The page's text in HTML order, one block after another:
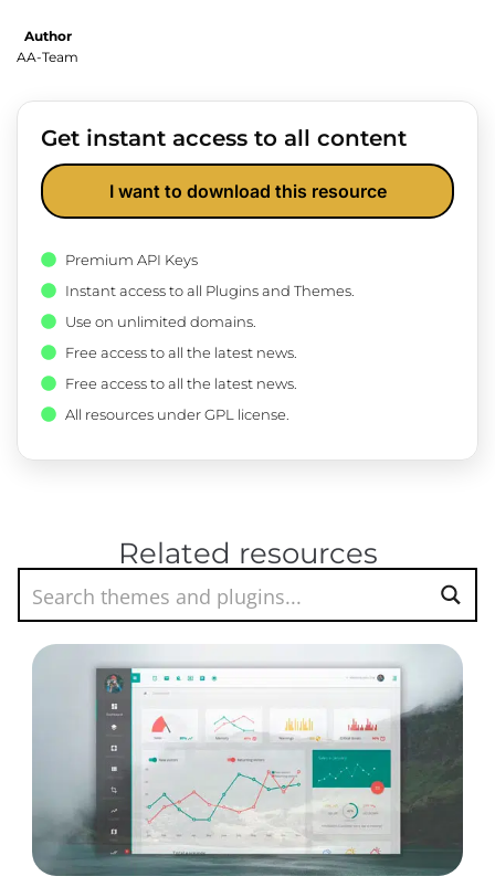
Author
AA-Team
Get instant access to all content
I want to download this resource
Premium API Keys
Instant access to all Plugins and Themes.
Use on unlimited domains.
Free access to all the latest news.
Free access to all the latest news.
All resources under GPL license.
Related resources